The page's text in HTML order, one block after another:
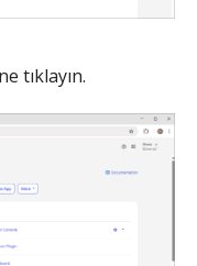
tıklayın.